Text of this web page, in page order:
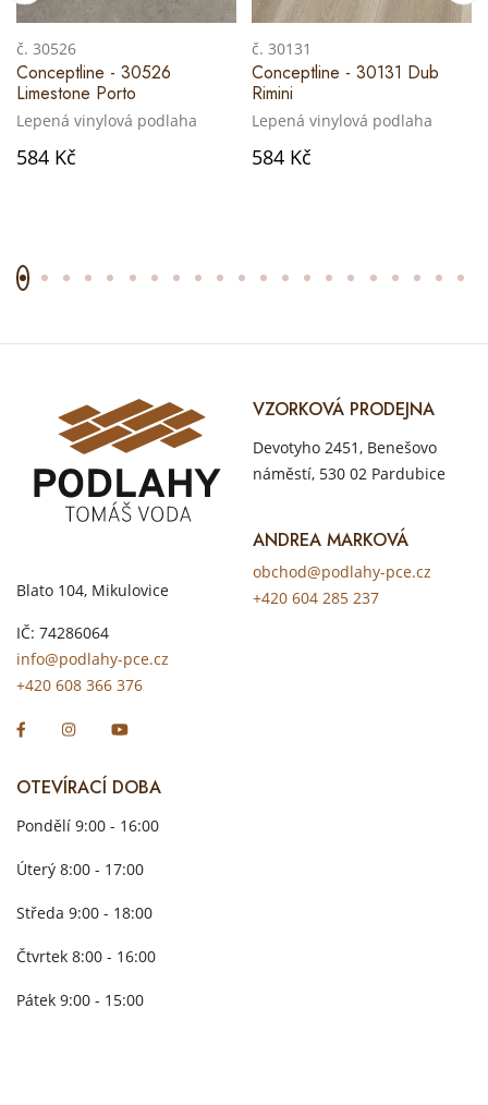
č. 30526
Conceptline - 30526
Limestone Porto
Lepená vinylová podlaha
584 Kč
č. 30131
Conceptline - 30131 Dub
Rimini
Lepená vinylová podlaha
584 Kč
Blato 104, Mikulovice
IČ: 74286064
info@podlahy-pce.cz
+420 608 366 376
VZORKOVÁ PRODEJNA
Devotyho 2451, Benešovo
náměstí, 530 02 Pardubice
ANDREA MARKOVÁ
obchod@podlahy-pce.cz
+420 604 285 237
OTEVÍRACÍ DOBA
Pondělí 9:00 - 16:00
Úterý 8:00 - 17:00
Středa 9:00 - 18:00
Čtvrtek 8:00 - 16:00
Pátek 9:00 - 15:00